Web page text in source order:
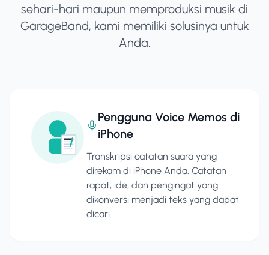
sehari-hari maupun memproduksi musik di
GarageBand, kami memiliki solusinya untuk
Anda.
Pengguna Voice Memos di
iPhone
Transkripsi catatan suara yang
direkam di iPhone Anda. Catatan
rapat, ide, dan pengingat yang
dikonversi menjadi teks yang dapat
dicari.